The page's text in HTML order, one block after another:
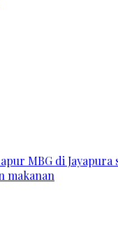
MBG di Jayapura
makanan